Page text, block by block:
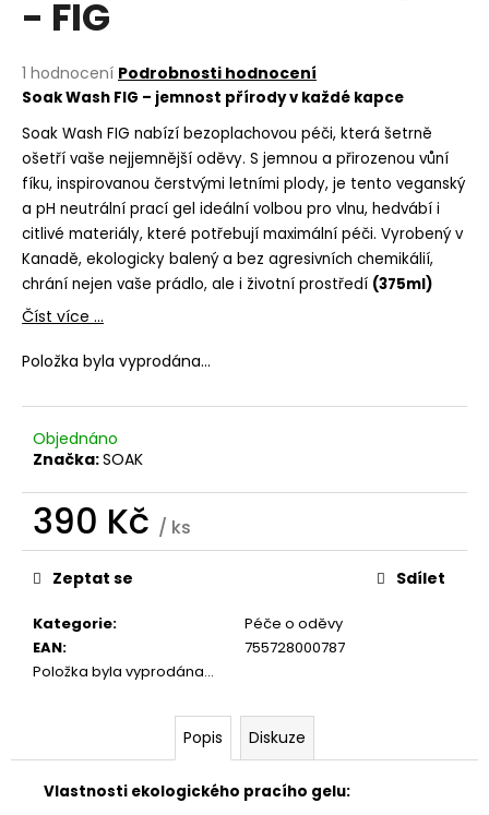
Průměrné
hodnocení
je
5,0
z
5
hvězdiček.
1 hodnocení Podrobnosti hodnocení
- FIG
Soak Wash FIG – jemnost přírody v každé kapce
Soak Wash FIG nabízí bezoplachovou péči, která šetrně
ošetří vaše nejjemnější oděvy. S jemnou a přirozenou vůní
fíku, inspirovanou čerstvými letními plody, je tento veganský
a pH neutrální prací gel ideální volbou pro vlnu, hedvábí i
citlivé materiály, které potřebují maximální péči. Vyrobený v
Kanadě, ekologicky balený a bez agresivních chemikálií,
chrání nejen vaše prádlo, ale i životní prostředí (375ml)
Číst více ...
Položka byla vyprodána…
Objednáno
Značka:SOAK
390 Kč / ks
Měrná
cena:
Kategorie:
Péče o oděvy
EAN:
755728000787
Položka byla vyprodána…
Zeptat se Sdílet
Popis Diskuze
Vlastnosti ekologického pracího gelu:
a
í
t
?
HLEDAT
D
o
u
č
u
m
e
THE
SHAMPOO
990